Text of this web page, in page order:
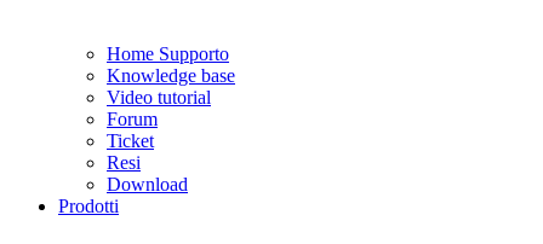
Home Supporto
Knowledge base
Video tutorial
Forum
Ticket
Resi
Download
Prodotti